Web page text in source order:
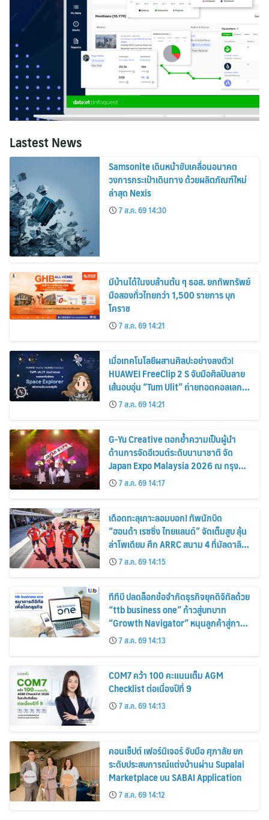
Lastest News
Samsonite เดินหน้าขับเคลื่อนอนาคต
วงการกระเป๋าเดินทาง ด้วยผลิตภัณฑ์ใหม่
ล่าสุด Nexis
7 ส.ค. 69 14:30
มีบ้านได้ในงบล้านต้น ๆ ธอส. ยกทัพทรัพย์
มือสองทั่วไทยกว่า 1,500 รายการ บุก
โคราช
7 ส.ค. 69 14:21
เมื่อเทคโนโลยีผสานศิลปะอย่างลงตัว!
HUAWEI FreeClip 2 S จับมือศิลปินลาย
เส้นอบอุ่น “Tum Ulit” ถ่ายทอดคอลเลก
ชันพิเศษ “Space Explorer” สลักลายเส้น
บนเคสหูฟัง
7 ส.ค. 69 14:21
G-Yu Creative ตอกย้ำความเป็นผู้นำ
ด้านการจัดอีเวนต์ระดับนานาชาติ จัด
Japan Expo Malaysia 2026 ณ กรุง
กัวลาลัมเปอร์อย่างยิ่งใหญ่
7 ส.ค. 69 14:17
เดือดทะลุเกาะลอมบอก! ทัพนักบิด
“ฮอนด้า เรซซิ่ง ไทยแลนด์” จัดเต็มสูบ ลุ้น
ล่าโพเดียม ศึก ARRC สนาม 4 ที่มัลดาลิ
กา7 ส.ค. 69 14:15
ทีทีบี ปลดล็อกข้อจำกัดธุรกิจยุคดิจิทัลด้วย
“ttb business one” ก้าวสู่บทบาท
“Growth Navigator” หนุนลูกค้าสู่การ
เติบโตอย่างแท้จริง
7 ส.ค. 69 14:13
COM7 คว้า 100 คะแนนเต็ม AGM
Checklist ต่อเนื่องปีที่ 9
7 ส.ค. 69 14:13
คอนเซ็ปต์ เฟอร์นิเจอร์ จับมือ ศุภาลัย ยก
ระดับประสบการณ์แต่งบ้านผ่าน Supalai
Marketplace บน SABAI Application
7 ส.ค. 69 14:12